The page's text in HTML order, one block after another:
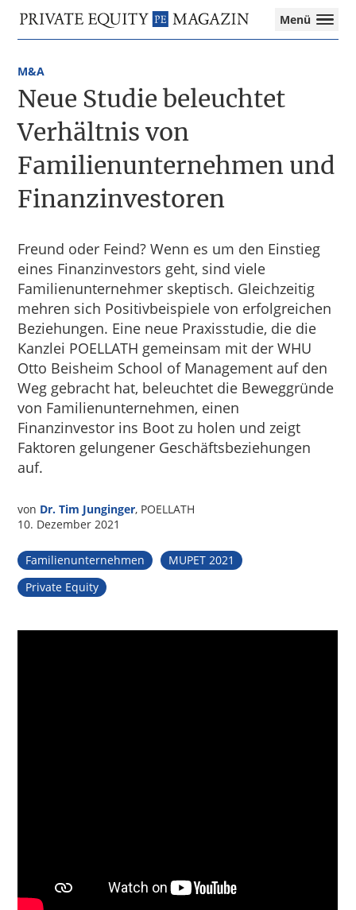
Hauptnavigation
Inhalt
Private
Equity
Das
für
die
Private
Equity-
Branche
–
Investment
Funds
I
I
Tax
Menü
Neue Studie beleuchtet
Verhältnis von
Familienunternehmen und
Finanzinvestoren
Freund oder Feind? Wenn es um den Einstieg
eines Finanzinvestors geht, sind viele
Familienunternehmer skeptisch. Gleichzeitig
mehren sich Positivbeispiele von erfolgreichen
Beziehungen. Eine neue Praxisstudie, die die
Kanzlei POELLATH gemeinsam mit der WHU
Otto Beisheim School of Management auf den
Weg gebracht hat, beleuchtet die Beweggründe
von Familienunternehmen, einen
Finanzinvestor ins Boot zu holen und zeigt
Faktoren gelungener Geschäftsbeziehungen
auf.
M&A
von Dr. Tim Junginger, POELLATH
10. Dezember 2021
Familienunternehmen
MUPET 2021
Private Equity